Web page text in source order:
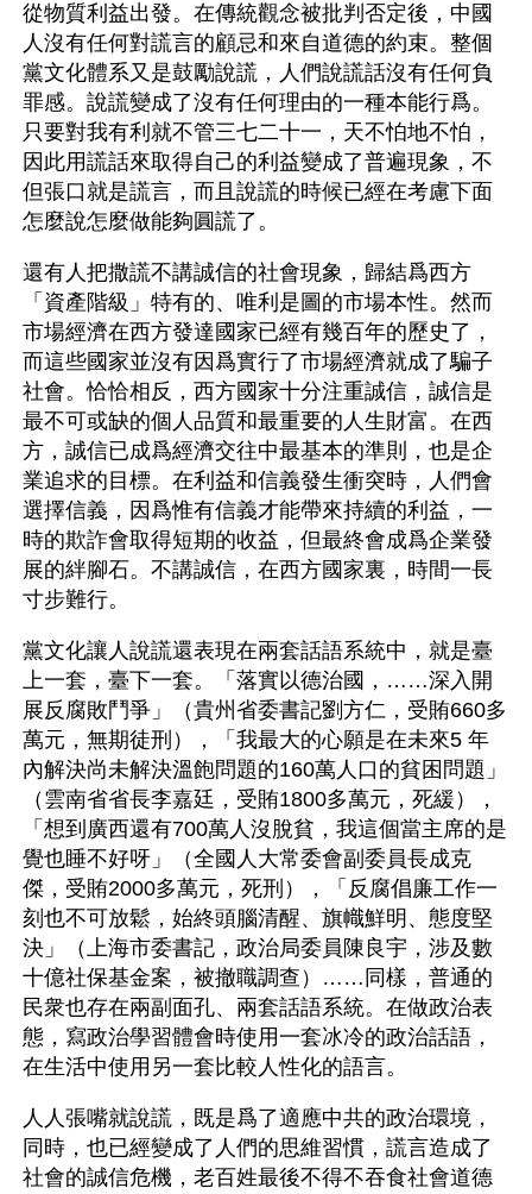
從物質利益出發。在傳統觀念被批判否定後，中國
人沒有任何對謊言的顧忌和來自道德的約束。整個
黨文化體系又是鼓勵說謊，人們說謊話沒有任何負
罪感。說謊變成了沒有任何理由的一種本能行爲。
只要對我有利就不管三七二十一，天不怕地不怕，
因此用謊話來取得自己的利益變成了普遍現象，不
但張口就是謊言，而且說謊的時候已經在考慮下面
怎麼說怎麼做能夠圓謊了。
還有人把撒謊不講誠信的社會現象，歸結爲西方
「資產階級」特有的、唯利是圖的市場本性。然而
市場經濟在西方發達國家已經有幾百年的歷史了，
而這些國家並沒有因爲實行了市場經濟就成了騙子
社會。恰恰相反，西方國家十分注重誠信，誠信是
最不可或缺的個人品質和最重要的人生財富。在西
方，誠信已成爲經濟交往中最基本的準則，也是企
業追求的目標。在利益和信義發生衝突時，人們會
選擇信義，因爲惟有信義才能帶來持續的利益，一
時的欺詐會取得短期的收益，但最終會成爲企業發
展的絆腳石。不講誠信，在西方國家裏，時間一長
寸步難行。
黨文化讓人說謊還表現在兩套話語系統中，就是臺
上一套，臺下一套。「落實以德治國，……深入開
展反腐敗鬥爭」（貴州省委書記劉方仁，受賄660多
萬元，無期徒刑），「我最大的心願是在未來5 年
內解決尚未解決溫飽問題的160萬人口的貧困問題」
（雲南省省長李嘉廷，受賄1800多萬元，死緩），
「想到廣西還有700萬人沒脫貧，我這個當主席的是
覺也睡不好呀」（全國人大常委會副委員長成克
傑，受賄2000多萬元，死刑），「反腐倡廉工作一
刻也不可放鬆，始終頭腦清醒、旗幟鮮明、態度堅
決」（上海市委書記，政治局委員陳良宇，涉及數
十億社保基金案，被撤職調查）……同樣，普通的
民衆也存在兩副面孔、兩套話語系統。在做政治表
態，寫政治學習體會時使用一套冰冷的政治話語，
在生活中使用另一套比較人性化的語言。
人人張嘴就說謊，既是爲了適應中共的政治環境，
同時，也已經變成了人們的思維習慣，謊言造成了
社會的誠信危機，老百姓最後不得不吞食社會道德